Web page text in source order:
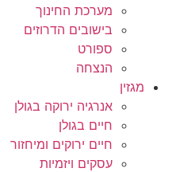
מערכת החינוך
בישובים הדרוזים
ספורט
הנצחה
מגזין
אנרגיה ירוקה בגולן
חיים בגולן
חיים ירוקים ומיחזור
עסקים ויזמיות